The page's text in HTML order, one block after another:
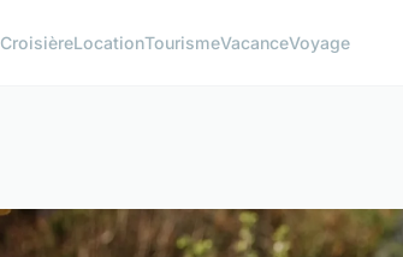
CroisièreLocationTourismeVacanceVoyage